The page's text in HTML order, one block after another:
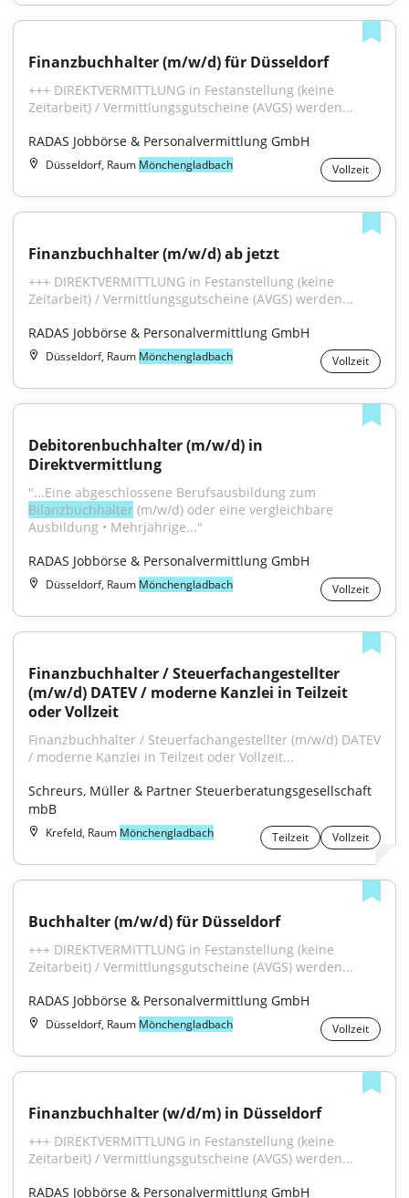
Finanzbuchhalter (m/w/d) für Düsseldorf
+++ DIREKTVERMITTLUNG in Festanstellung (keine
Zeitarbeit) / Vermittlungsgutscheine (AVGS) werden...
RADAS Jobbörse & Personalvermittlung GmbH
Düsseldorf, Raum Mönchengladbach Vollzeit
Finanzbuchhalter (m/w/d) ab jetzt
+++ DIREKTVERMITTLUNG in Festanstellung (keine
Zeitarbeit) / Vermittlungsgutscheine (AVGS) werden...
RADAS Jobbörse & Personalvermittlung GmbH
Düsseldorf, Raum Mönchengladbach Vollzeit
Debitorenbuchhalter (m/w/d) in
Direktvermittlung
Bilanzbuchhalter (m/w/d) oder eine vergleichbare
Ausbildung • Mehrjährige..."
RADAS Jobbörse & Personalvermittlung GmbH
Düsseldorf, Raum Mönchengladbach Vollzeit
Finanzbuchhalter / Steuerfachangestellter
(m/w/d) DATEV / moderne Kanzlei in Teilzeit
oder Vollzeit
Finanzbuchhalter / Steuerfachangestellter (m/w/d) DATEV
/ moderne Kanzlei in Teilzeit oder Vollzeit...
Schreurs, Müller & Partner Steuerberatungsgesellschaft
mbB
Krefeld, Raum Mönchengladbach Teilzeit Vollzeit
Buchhalter (m/w/d) für Düsseldorf
+++ DIREKTVERMITTLUNG in Festanstellung (keine
Zeitarbeit) / Vermittlungsgutscheine (AVGS) werden...
RADAS Jobbörse & Personalvermittlung GmbH
Düsseldorf, Raum Mönchengladbach Vollzeit
Finanzbuchhalter (w/d/m) in Düsseldorf
+++ DIREKTVERMITTLUNG in Festanstellung (keine
Zeitarbeit) / Vermittlungsgutscheine (AVGS) werden...
RADAS Jobbörse & Personalvermittlung GmbH